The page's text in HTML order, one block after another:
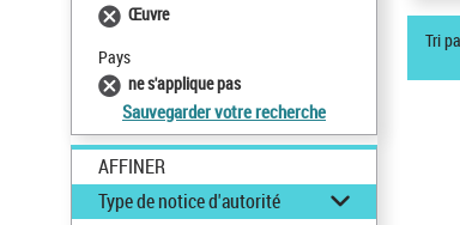
Œuvre
Pays
ne s'applique pas
Sauvegarder votre recherche
AFFINER
Type de notice d'autorité
Tri